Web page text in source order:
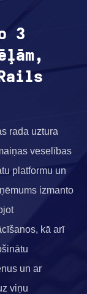
3
rada uztura
veselības
platformu un
izmanto
kā arī
un ar
viņu